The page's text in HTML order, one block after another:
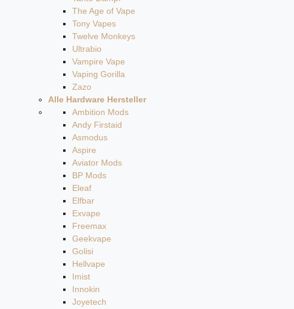
The Age of Vape
Tony Vapes
Twelve Monkeys
Ultrabio
Vampire Vape
Vaping Gorilla
Zazo
Alle Hardware Hersteller
Ambition Mods
Andy Firstaid
Asmodus
Aspire
Aviator Mods
BP Mods
Eleaf
Elfbar
Exvape
Freemax
Geekvape
Golisi
Hellvape
Imist
Innokin
Joyetech